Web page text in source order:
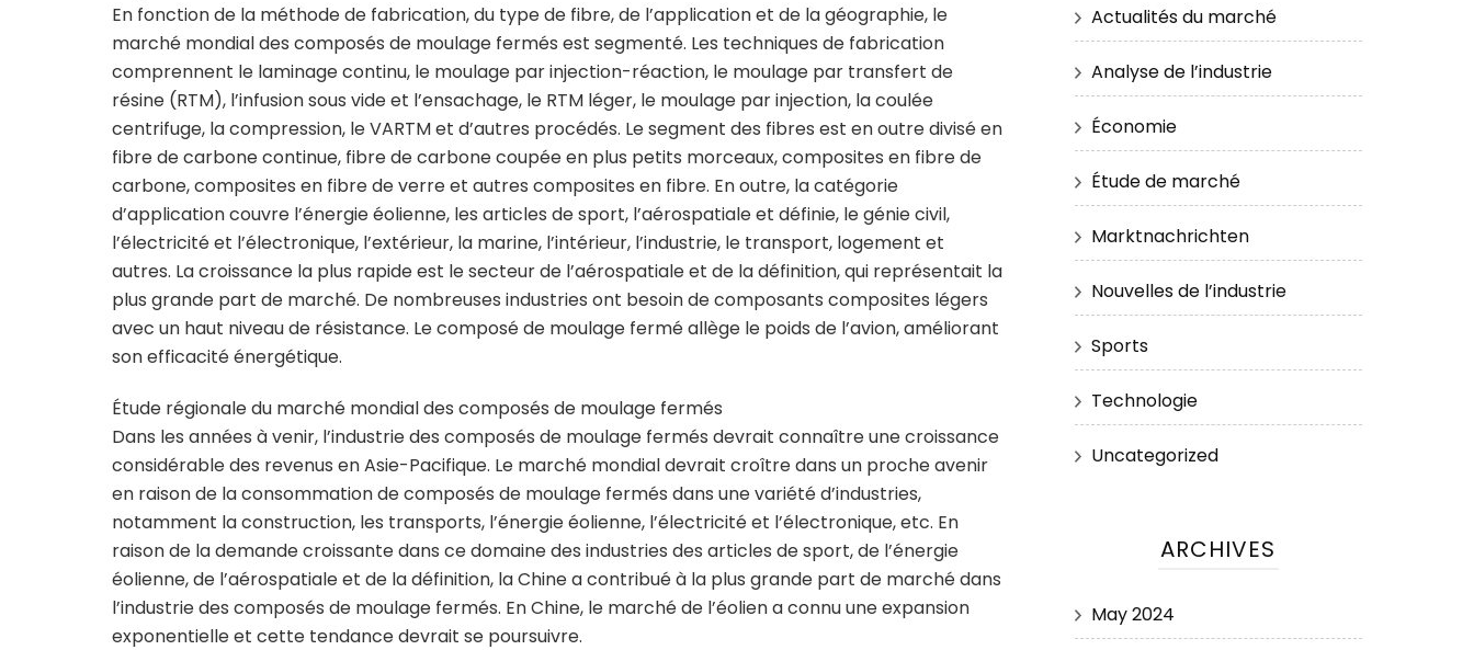
En fonction de la méthode de fabrication, du type de fibre, de l’application et de la géographie, le
marché mondial des composés de moulage fermés est segmenté. Les techniques de fabrication
comprennent le laminage continu, le moulage par injection-réaction, le moulage par transfert de
résine (RTM), l’infusion sous vide et l’ensachage, le RTM léger, le moulage par injection, la coulée
centrifuge, la compression, le VARTM et d’autres procédés. Le segment des fibres est en outre divisé en
fibre de carbone continue, fibre de carbone coupée en plus petits morceaux, composites en fibre de
carbone, composites en fibre de verre et autres composites en fibre. En outre, la catégorie
d’application couvre l’énergie éolienne, les articles de sport, l’aérospatiale et définie, le génie civil,
l’électricité et l’électronique, l’extérieur, la marine, l’intérieur, l’industrie, le transport, logement et
autres. La croissance la plus rapide est le secteur de l’aérospatiale et de la définition, qui représentait la
plus grande part de marché. De nombreuses industries ont besoin de composants composites légers
avec un haut niveau de résistance. Le composé de moulage fermé allège le poids de l’avion, améliorant
son efficacité énergétique.
Étude régionale du marché mondial des composés de moulage fermés
Dans les années à venir, l’industrie des composés de moulage fermés devrait connaître une croissance
considérable des revenus en Asie-Pacifique. Le marché mondial devrait croître dans un proche avenir
en raison de la consommation de composés de moulage fermés dans une variété d’industries,
notamment la construction, les transports, l’énergie éolienne, l’électricité et l’électronique, etc. En
raison de la demande croissante dans ce domaine des industries des articles de sport, de l’énergie
éolienne, de l’aérospatiale et de la définition, la Chine a contribué à la plus grande part de marché dans
l’industrie des composés de moulage fermés. En Chine, le marché de l’éolien a connu une expansion
exponentielle et cette tendance devrait se poursuivre.
Actualités du marché
Analyse de l’industrie
Économie
Étude de marché
Marktnachrichten
Nouvelles de l’industrie
Sports
Technologie
Uncategorized
ARCHIVES
May 2024